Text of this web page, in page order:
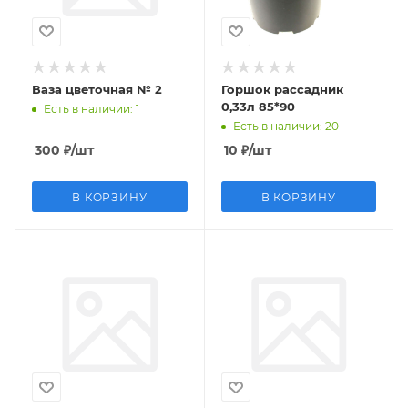
Ваза цветочная № 2
Есть в наличии: 1
300 ₽/шт
В КОРЗИНУ
Горшок рассадник
0,33л 85*90
Есть в наличии: 20
10 ₽/шт
В КОРЗИНУ